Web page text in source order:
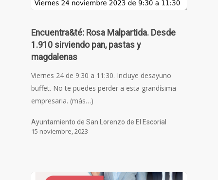
Encuentra&té: Rosa Malpartida. Desde
1.910 sirviendo pan, pastas y
magdalenas
Viernes 24 de 9:30 a 11:30. Incluye desayuno
buffet. No te puedes perder a esta grandísima
empresaria. (más…)
Ayuntamiento de San Lorenzo de El Escorial
15 noviembre, 2023